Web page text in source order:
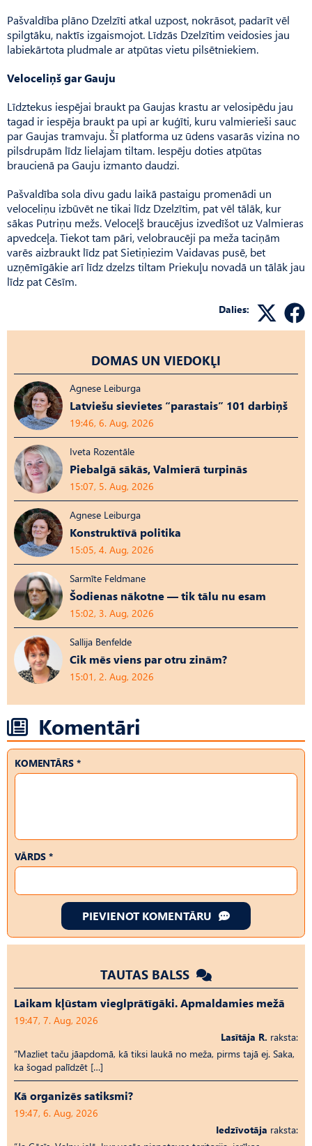
Pašvaldība plāno Dzelzīti atkal uzpost, nokrāsot, padarīt vēl
spilgtāku, naktīs izgaismojot. Lī­dzās Dzelzītim veidosies jau
lab­iekārtota pludmale ar atpūtas vietu pilsētniekiem.
Veloceliņš gar Gauju
Līdztekus iespējai braukt pa Gaujas krastu ar velosipēdu jau
tagad ir iespēja braukt pa upi ar kuģīti, kuru valmierieši sauc
par Gaujas tramvaju. Šī platforma uz ūdens vasarās vizina no
pilsdrupām līdz lielajam tiltam. Iespēju doties atpūtas
braucienā pa Gauju izmanto daudzi.
Pašvaldība sola divu gadu laikā pastaigu promenādi un
veloceliņu izbūvēt ne tikai līdz Dzelz­ī­tim, pat vēl tālāk, kur
sākas Put­­riņu mežs. Veloceļš braucējus izvedīšot uz Valmieras
apvedceļa. Tiekot tam pāri, velobraucēji pa meža taciņām
varēs aizbraukt līdz pat Sietiņiezim Vaidavas pusē, bet
uzņēmīgākie arī līdz dzelzs tiltam Priekuļu novadā un tālāk jau
līdz pat Cēsīm.
Dalies:
DOMAS UN VIEDOKĻI
Agnese Leiburga
Latviešu sievietes “parastais” 101 darbiņš
19:46, 6. Aug, 2026
Iveta Rozentāle
Piebalgā sākās, Valmierā turpinās
15:07, 5. Aug, 2026
Agnese Leiburga
Konstruktīvā politika
15:05, 4. Aug, 2026
Sarmīte Feldmane
Šodienas nākotne — tik tālu nu esam
15:02, 3. Aug, 2026
Sallija Benfelde
Cik mēs viens par otru zinām?
15:01, 2. Aug, 2026
Komentāri
KOMENTĀRS *
VĀRDS *
PIEVIENOT KOMENTĀRU
TAUTAS BALSS
Laikam kļūstam vieglprātīgāki. Apmaldamies mežā
19:47, 7. Aug, 2026
Lasītāja R. raksta:
“Mazliet taču jāapdomā, kā tiksi laukā no meža, pirms tajā ej. Saka,
ka šogad palīdzēt […]
Kā organizēs satiksmi?
19:47, 6. Aug, 2026
Iedzīvotāja raksta: